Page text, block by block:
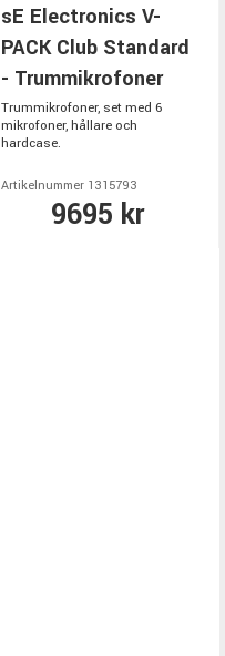
sE Electronics V-
PACK Club Standard
- Trummikrofoner
Trummikrofoner, set med 6
mikrofoner, hållare och
hardcase.
Artikelnummer 1315793
9695 kr